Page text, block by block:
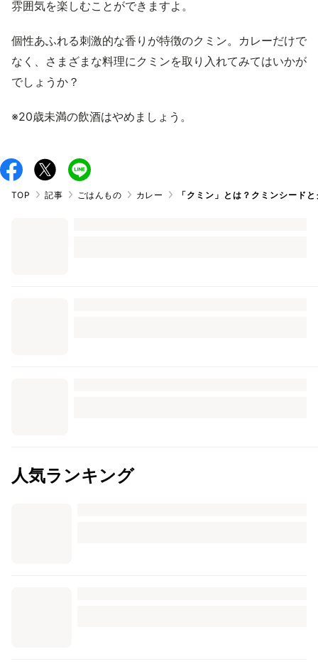
雰囲気を楽しむことができますよ。
個性あふれる刺激的な香りが特徴のクミン。カレーだけで
なく、さまざまな料理にクミンを取り入れてみてはいかが
でしょうか？
※20歳未満の飲酒はやめましょう。
TOP 記事 ごはんもの カレー 「クミン」とは？クミンシード
人気ランキング